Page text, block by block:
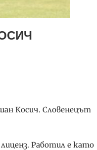
Косич. Словенецът
Работил е като